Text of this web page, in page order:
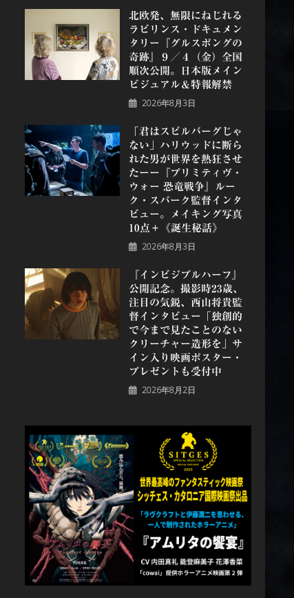
北欧発、無限にねじれる
ラビリンス・ドキュメン
タリー『グルスポングの
奇跡』９／４（金）全国
順次公開。日本版メイン
ビジュアル＆特報解禁
2026年8月3日
「君はスピルバーグじゃ
ない」ハリウッドに断ら
れた男が世界を熱狂させ
たーー『プリミティヴ・
ウォー 恐⻯戦争』ルー
ク・スパーク監督インタ
ビュー。メイキング写真
10点＋《誕⽣秘話》
2026年8月3日
『インビジブルハーフ』
公開記念。撮影時23歳、
注目の気鋭、⻄⼭将貴監
督インタビュー「独創的
で今まで見たことのない
クリーチャー造形を」サ
イン入り映画ポスター・
プレゼントも受付中
2026年8月2日